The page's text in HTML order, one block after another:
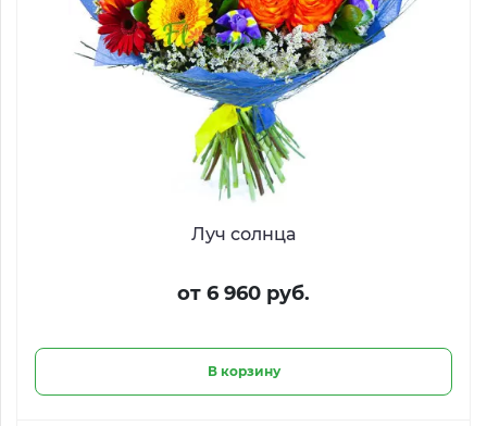
Луч солнца
от 6 960 руб.
В корзину